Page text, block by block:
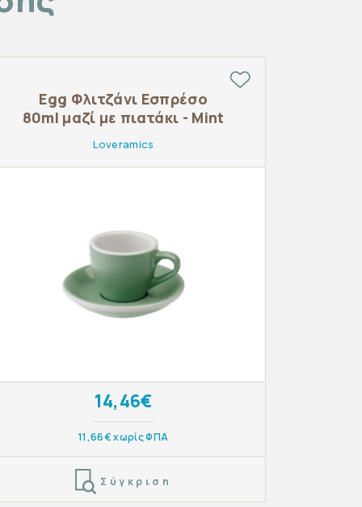
Egg Φλιτζάνι Εσπρέσο
80ml μαζί με πιατάκι - Mint
Loveramics
14,46€
11,66€ χωρίς ΦΠΑ
Σύγκριση